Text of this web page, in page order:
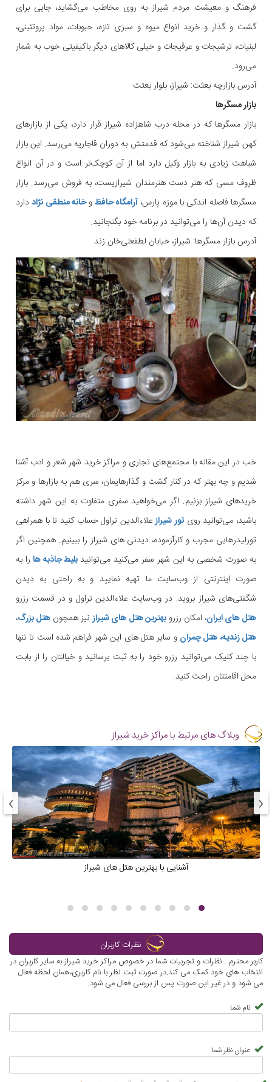
فرهنگ و معیشت مردم شیراز به روی مخاطب می‌گشاید، جایی برای
گشت و گذار و خرید انواع میوه و سبزی تازه، حبوبات، مواد پروتئینی،
لبنیات، ترشیجات و عرقیجات و خیلی کالاهای دیگر باکیفیتی خوب به شمار
می‌رود.
آدرس بازارچه بعثت: شیراز، بلوار بعثت
بازار مسگرها
بازار مسگرها که در محله درب شاهزاده شیراز قرار دارد، یکی از بازارهای
کهن شیراز شناخته می‌شود که قدمتش به دوران قاجاریه می‌رسد. این بازار
شباهت زیادی به بازار وکیل دارد اما از آن کوچک‌تر است و در آن انواع
ظروف مسی که هنر دست هنرمندان شیرازیست، به فروش می‌رسد. بازار
مسگرها فاصله اندکی با موزه پارس، آرامگاه حافظوخانه منطقی نژاددارد
که دیدن آن‌ها را می‌توانید در برنامه خود بگنجانید.
آدرس بازار مسگرها: شیراز، خیابان لطفعلی‌خان زند
خب در این مقاله با مجتمع‌های تجاری و مراکز خرید شهر شعر و ادب آشنا
شدیم و چه بهتر که در کنار گشت و گذارهایمان، سری هم به بازارها و مرکز
خریدهای شیراز بزنیم. اگر می‌خواهید سفری متفاوت به این شهر داشته
باشید، می‌توانید روی تور شیرازعلاءالدین تراول حساب کنید تا با همراهی
تورلیدرهایی مجرب و کارآزموده، دیدنی های شیراز را ببینیم. همچنین اگر
به صورت شخصی به این شهر سفر می‌کنید می‌توانیدبلیط جاذبه ها را به
صورت اینترنتی از وب‌سایت ما تهیه نمایید و به راحتی به دیدن
شگفتی‌های شیراز بروید. در وب‌سایت علاءالدین تراول و در قسمت رزرو
هتل های ایران، امکان رزروبهترین هتل های شیرازنیز همچون هتل بزرگ،
هتل زندیه، هتل چمران و سایر هتل های این شهر فراهم شده است تا تنها
با چند کلیک می‌توانید رزرو خود را به ثبت برسانید و خیالتان را از بابت
محل اقامتتان راحت کنید.
وبلاگ های مرتبط با مراکز خرید شیراز
آشنایی با بهترین هتل های شیراز
‹
›
نظرات کاربران
کاربر محترم : نظرات و تجربیات شما در خصوص مراکز خرید شیراز به سایر کاربران در
انتخاب های خود کمک می کند.در صورت ثبت نظر با نام کاربری،همان لحظه فعال
می شود و در غیر این صورت پس از بررسی فعال می شود.
نام شما
عنوان نظر شما